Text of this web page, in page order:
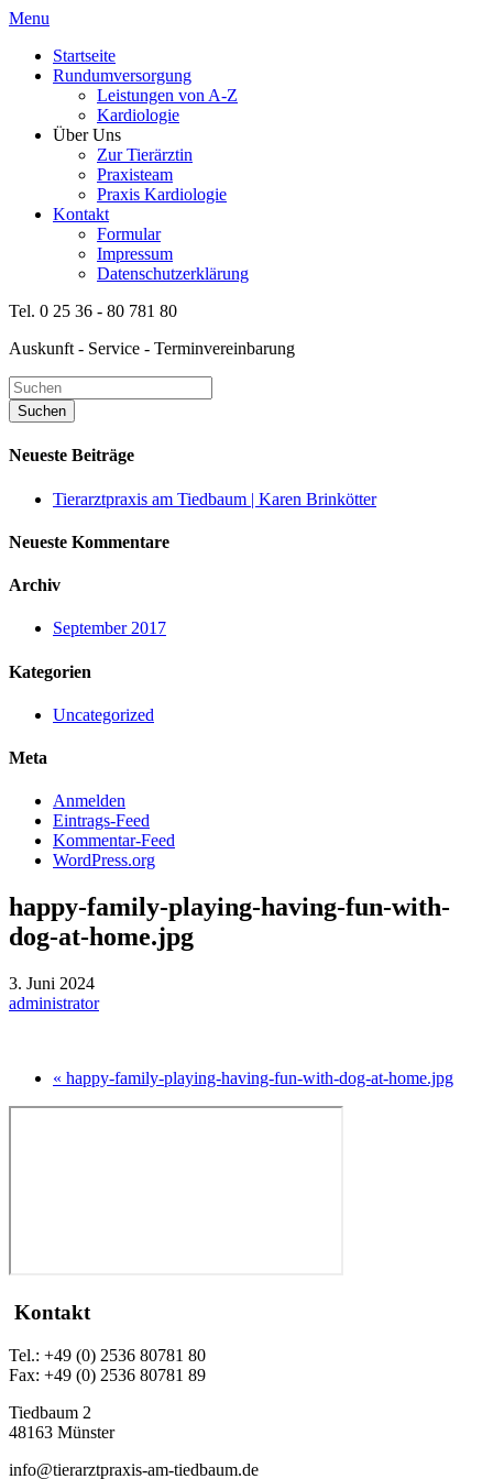
Menu
Startseite
Rundumversorgung
Leistungen von A-Z
Kardiologie
Über Uns
Zur Tierärztin
Praxisteam
Praxis Kardiologie
Kontakt
Formular
Impressum
Datenschutzerklärung
Tel. 0 25 36 - 80 781 80
Auskunft - Service - Terminvereinbarung
Neueste Beiträge
Tierarztpraxis am Tiedbaum | Karen Brinkötter
Neueste Kommentare
Archiv
September 2017
Kategorien
Uncategorized
Meta
Anmelden
Eintrags-Feed
Kommentar-Feed
WordPress.org
happy-family-playing-having-fun-with-
dog-at-home.jpg
3. Juni 2024
administrator
« happy-family-playing-having-fun-with-dog-at-home.jpg
Kontakt
Tel.: +49 (0) 2536 80781 80
Fax: +49 (0) 2536 80781 89
Tiedbaum 2
48163 Münster
info@tierarztpraxis-am-tiedbaum.de